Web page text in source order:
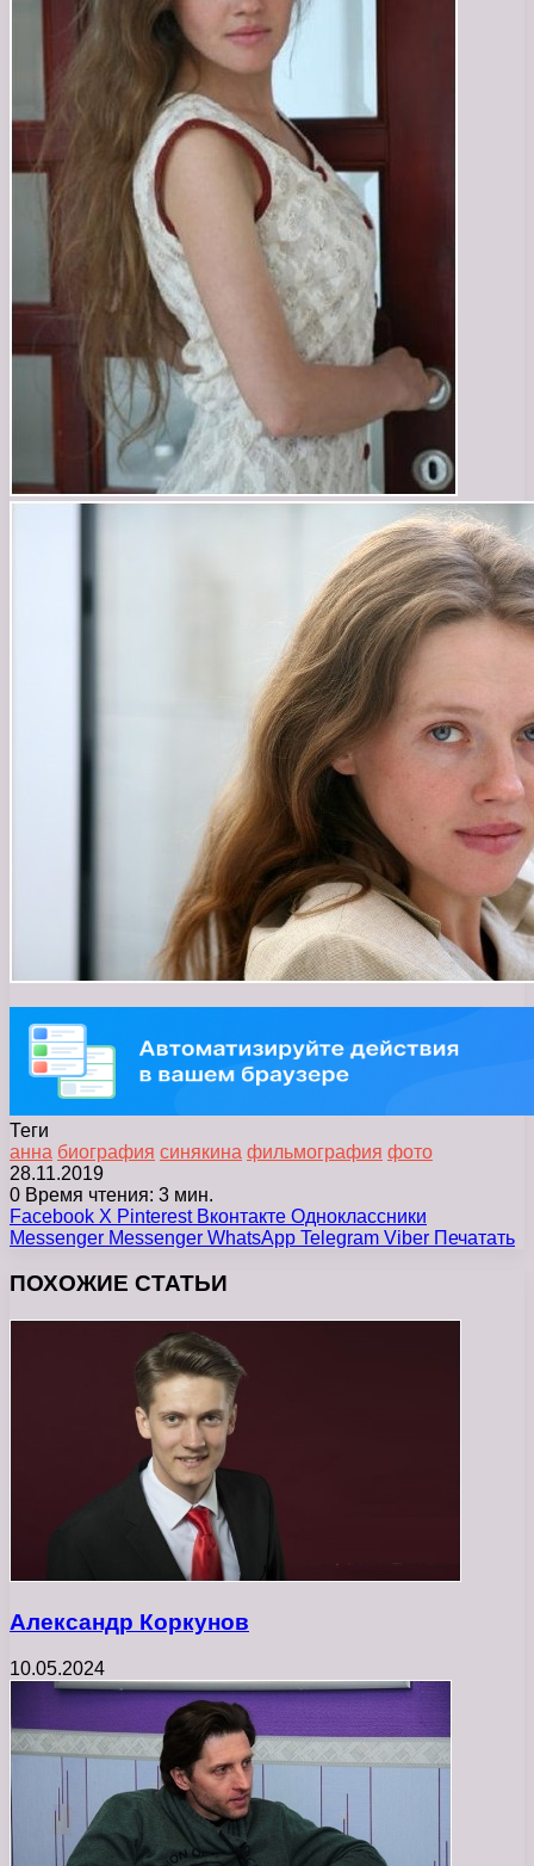
Теги
анна биография синякина фильмография фото
28.11.2019
0 Время чтения: 3 мин.
Facebook X Pinterest Вконтакте Одноклассники
Messenger Messenger WhatsApp Telegram Viber Печатать
ПОХОЖИЕ СТАТЬИ
Александр Коркунов
10.05.2024